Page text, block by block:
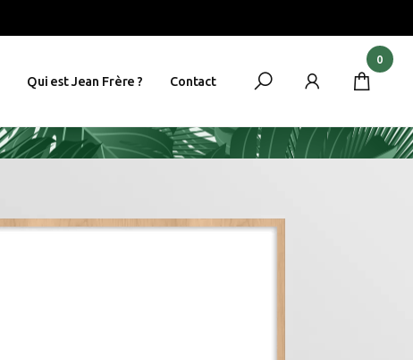
Qui est Jean Frère ? Contact
0